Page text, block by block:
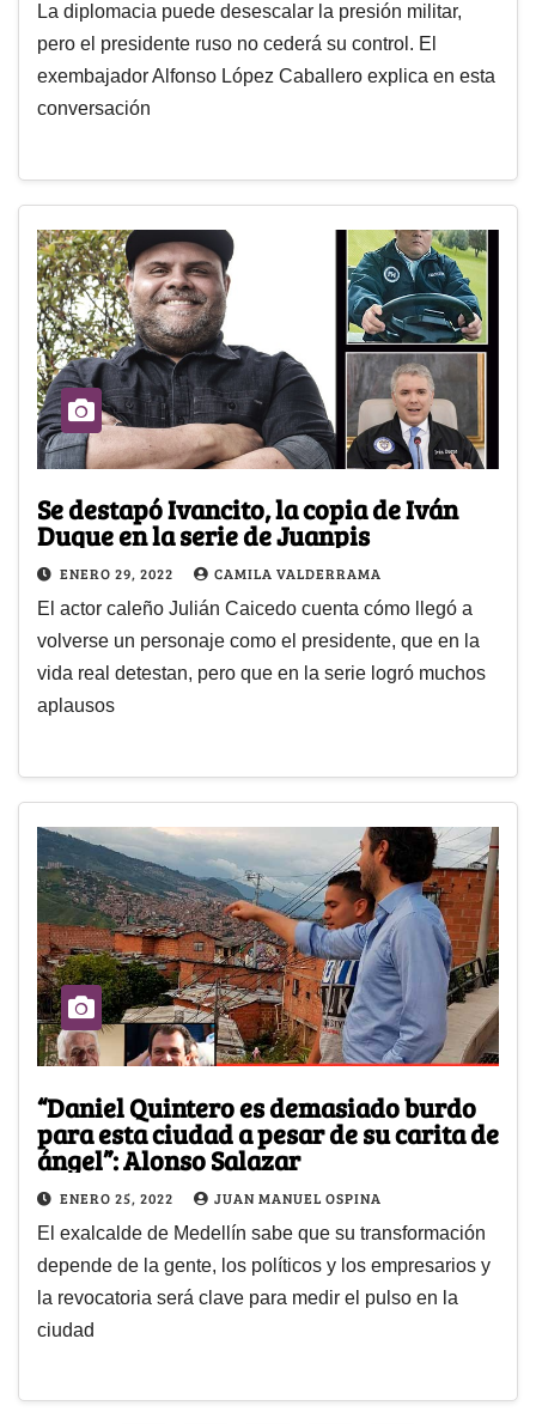
La diplomacia puede desescalar la presión militar,
pero el presidente ruso no cederá su control. El
exembajador Alfonso López Caballero explica en esta
conversación
Se destapó Ivancito, la copia de Iván
Duque en la serie de Juanpis
ENERO 29, 2022 CAMILA VALDERRAMA
El actor caleño Julián Caicedo cuenta cómo llegó a
volverse un personaje como el presidente, que en la
vida real detestan, pero que en la serie logró muchos
aplausos
“Daniel Quintero es demasiado burdo
para esta ciudad a pesar de su carita de
ángel”: Alonso Salazar
ENERO 25, 2022 JUAN MANUEL OSPINA
El exalcalde de Medellín sabe que su transformación
depende de la gente, los políticos y los empresarios y
la revocatoria será clave para medir el pulso en la
ciudad